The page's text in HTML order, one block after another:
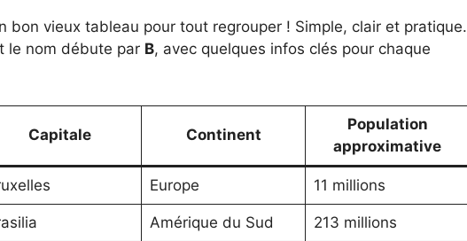
bon vieux tableau pour tout regrouper ! Simple, clair et pratique.
le nom débute par B, avec quelques infos clés pour chaque
Capitale Continent
Population
approximative
Europe 11 millions
Amérique du Sud 213 millions